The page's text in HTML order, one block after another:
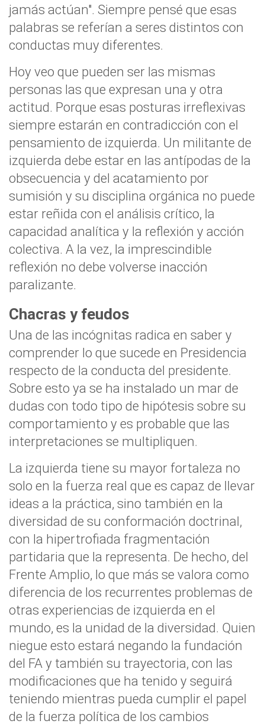
jamás actúan". Siempre pensé que esas
palabras se referían a seres distintos con
conductas muy diferentes.
Hoy veo que pueden ser las mismas
personas las que expresan una y otra
actitud. Porque esas posturas irreflexivas
siempre estarán en contradicción con el
pensamiento de izquierda. Un militante de
izquierda debe estar en las antípodas de la
obsecuencia y del acatamiento por
sumisión y su disciplina orgánica no puede
estar reñida con el análisis crítico, la
capacidad analítica y la reflexión y acción
colectiva. A la vez, la imprescindible
reflexión no debe volverse inacción
paralizante.
Chacras y feudos
Una de las incógnitas radica en saber y
comprender lo que sucede en Presidencia
respecto de la conducta del presidente.
Sobre esto ya se ha instalado un mar de
dudas con todo tipo de hipótesis sobre su
comportamiento y es probable que las
interpretaciones se multipliquen.
La izquierda tiene su mayor fortaleza no
solo en la fuerza real que es capaz de llevar
ideas a la práctica, sino también en la
diversidad de su conformación doctrinal,
con la hipertrofiada fragmentación
partidaria que la representa. De hecho, del
Frente Amplio, lo que más se valora como
diferencia de los recurrentes problemas de
otras experiencias de izquierda en el
mundo, es la unidad de la diversidad. Quien
niegue esto estará negando la fundación
del FA y también su trayectoria, con las
modificaciones que ha tenido y seguirá
teniendo mientras pueda cumplir el papel
de la fuerza política de los cambios